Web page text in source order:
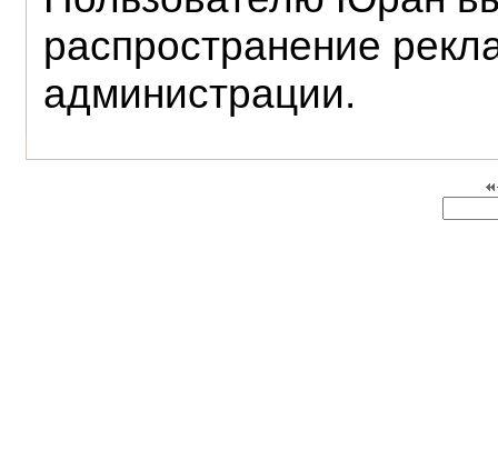
распространение
администрации.